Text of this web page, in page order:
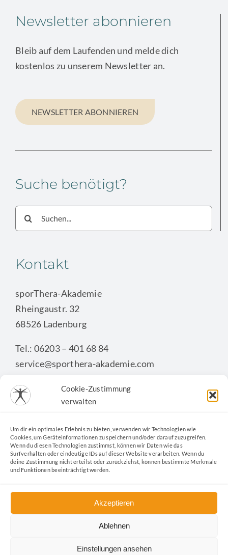
Cookie-Zustimmung
verwalten
Um dir ein optimales Erlebnis zu bieten, verwenden wir Technologien wie
Cookies, um Geräteinformationen zu speichern und/oder darauf zuzugreifen.
Wenn du diesen Technologien zustimmst, können wir Daten wie das
Surfverhalten oder eindeutige IDs auf dieser Website verarbeiten. Wenn du
deine Zustimmung nicht erteilst oder zurückziehst, können bestimmte Merkmale
und Funktionen beeinträchtigt werden.
Akzeptieren
Ablehnen
Einstellungen ansehen
Newsletter abonnieren
Bleib auf dem Laufenden und melde dich
kostenlos zu unserem Newsletter an.
NEWSLETTER ABONNIEREN
Suche benötigt?
Suche
nach:
Kontakt
sporThera-Akademie
Rheingaustr. 32
68526 Ladenburg
Tel.: 06203 – 401 68 84
service@sporthera-akademie.com
Impressum|